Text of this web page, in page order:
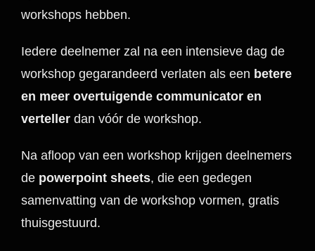
workshops hebben.
Iedere deelnemer zal na een intensieve dag de
workshop gegarandeerd verlaten als een betere
en meer overtuigende communicator en
vertellerdan vóór de workshop.
Na afloop van een workshop krijgen deelnemers
de powerpoint sheets, die een gedegen
samenvatting van de workshop vormen, gratis
thuisgestuurd.